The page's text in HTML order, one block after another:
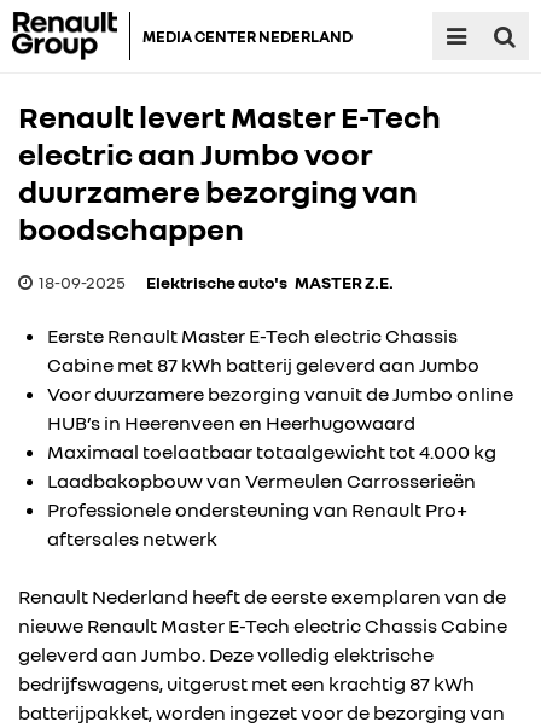
MEDIA CENTER NEDERLAND
Renault levert Master E-Tech
electric aan Jumbo voor
duurzamere bezorging van
boodschappen
18-09-2025 Elektrische auto's MASTER Z.E.
Eerste Renault Master E-Tech electric Chassis
Cabine met 87 kWh batterij geleverd aan Jumbo
Voor duurzamere bezorging vanuit de Jumbo online
HUB’s in Heerenveen en Heerhugowaard
Maximaal toelaatbaar totaalgewicht tot 4.000 kg
Laadbakopbouw van Vermeulen Carrosserieën
Professionele ondersteuning van Renault Pro+
aftersales netwerk
Renault Nederland heeft de eerste exemplaren van de
nieuwe Renault Master E-Tech electric Chassis Cabine
geleverd aan Jumbo. Deze volledig elektrische
bedrijfswagens, uitgerust met een krachtig 87 kWh
batterijpakket, worden ingezet voor de bezorging van